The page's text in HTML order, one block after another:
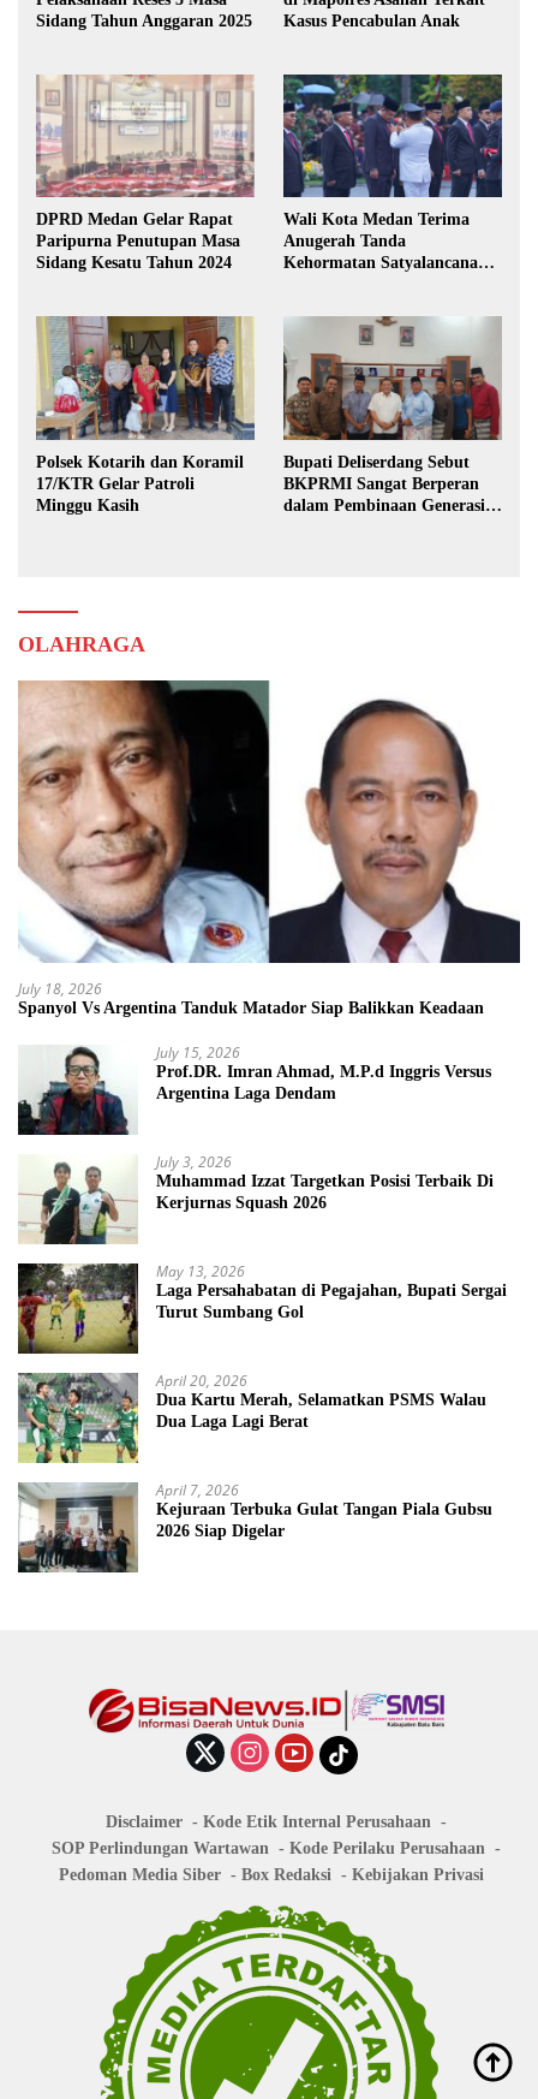
Sidang Tahun Anggaran 2025
Kasus Pencabulan Anak
DPRD Medan Gelar Rapat
Paripurna Penutupan Masa
Sidang Kesatu Tahun 2024
Wali Kota Medan Terima
Anugerah Tanda
Kehormatan Satyalancana
Polsek Kotarih dan Koramil
17/KTR Gelar Patroli
Minggu Kasih
Bupati Deliserdang Sebut
BKPRMI Sangat Berperan
dalam Pembinaan Generasi
OLAHRAGA
July 18, 2026
Spanyol Vs Argentina Tanduk Matador Siap Balikkan Keadaan
July 15, 2026
Prof.DR. Imran Ahmad, M.P.d Inggris Versus
Argentina Laga Dendam
July 3, 2026
Muhammad Izzat Targetkan Posisi Terbaik Di
Kerjurnas Squash 2026
May 13, 2026
Laga Persahabatan di Pegajahan, Bupati Sergai
Turut Sumbang Gol
April 20, 2026
Dua Kartu Merah, Selamatkan PSMS Walau
Dua Laga Lagi Berat
April 7, 2026
Kejuraan Terbuka Gulat Tangan Piala Gubsu
2026 Siap Digelar
Disclaimer
Kode Etik Internal Perusahaan
SOP Perlindungan Wartawan
Kode Perilaku Perusahaan
Pedoman Media Siber
Box Redaksi Kebijakan Privasi